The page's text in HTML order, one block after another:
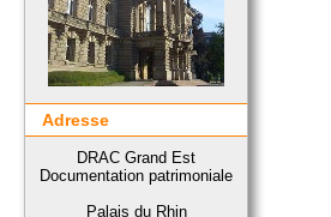
Adresse
DRAC Grand Est
Documentation patrimoniale
Palais du Rhin